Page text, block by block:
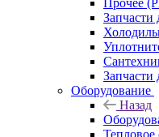
Прочее
Запчасти
Запчасти
Оборудование
Назад
Тепловое